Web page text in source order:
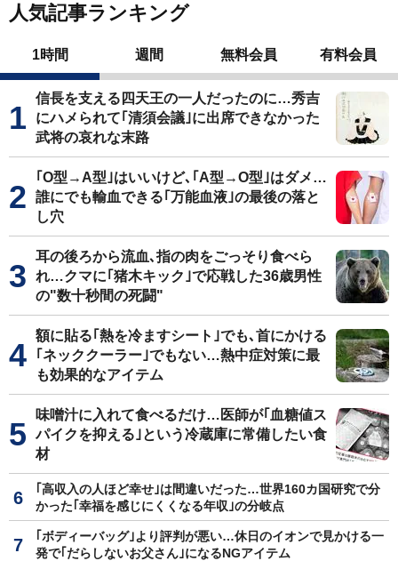
人気記事ランキング
1時間 週間 無料会員 有料会員
信長を支える四天王の一人だったのに…秀吉
にハメられて｢清須会議｣に出席できなかった
武将の哀れな末路
｢O型→A型｣はいいけど､｢A型→O型｣はダメ…
誰にでも輸血できる｢万能血液｣の最後の落と
し穴
耳の後ろから流血､指の肉をごっそり食べら
れ…クマに｢猪木キック｣で応戦した36歳男性
の"数十秒間の死闘"
額に貼る｢熱を冷ますシート｣でも､首にかける
｢ネッククーラー｣でもない…熱中症対策に最
も効果的なアイテム
味噌汁に入れて食べるだけ…医師が｢血糖値ス
パイクを抑える｣という冷蔵庫に常備したい食
材
｢高収入の人ほど幸せ｣は間違いだった…世界160カ国研究で分
かった｢幸福を感じにくくなる年収｣の分岐点
｢ボディーバッグ｣より評判が悪い…休日のイオンで見かける一
発で｢だらしないお父さん｣になるNGアイテム